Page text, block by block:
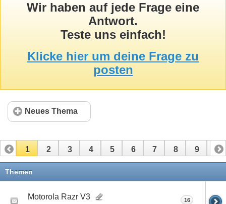
Wir haben auf jede Frage eine
Antwort.
Teste uns einfach!
Klicke hier um deine Frage zu
posten
Neues Thema
1 2 3 4 5 6 7 8 9 10
11
Themen
Motorola Razr V3 16